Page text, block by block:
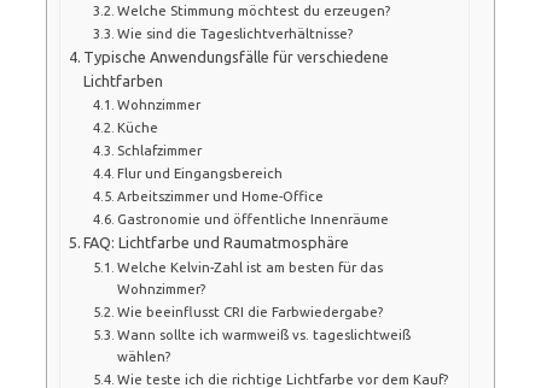
Welche Stimmung möchtest du erzeugen?
Wie sind die Tageslichtverhältnisse?
Typische Anwendungsfälle für verschiedene
Lichtfarben
Wohnzimmer
Küche
Schlafzimmer
Flur und Eingangsbereich
Arbeitszimmer und Home-Office
Gastronomie und öffentliche Innenräume
FAQ: Lichtfarbe und Raumatmosphäre
Welche Kelvin-Zahl ist am besten für das
Wohnzimmer?
Wie beeinflusst CRI die Farbwiedergabe?
Wann sollte ich warmweiß vs. tageslichtweiß
wählen?
Wie teste ich die richtige Lichtfarbe vor dem Kauf?